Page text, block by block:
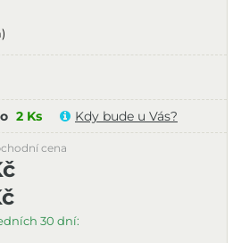
2 Ks Kdy bude u Vás?
30 dní:
cena